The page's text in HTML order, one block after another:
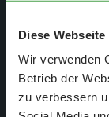
Diese
Wir verwenden
Betrieb der
zu verbessern